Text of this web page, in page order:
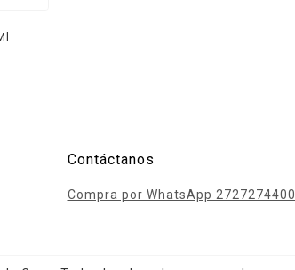
Contáctanos
Compra por WhatsApp 2727274400